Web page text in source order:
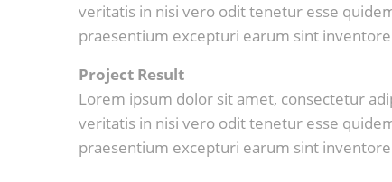
veritatis in nisi vero odit tenetur esse
praesentium excepturi earum sint
Project Result
Lorem ipsum dolor sit amet, consectetur
veritatis in nisi vero odit tenetur esse
praesentium excepturi earum sint